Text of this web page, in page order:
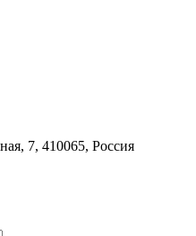
7, 410065, Россия